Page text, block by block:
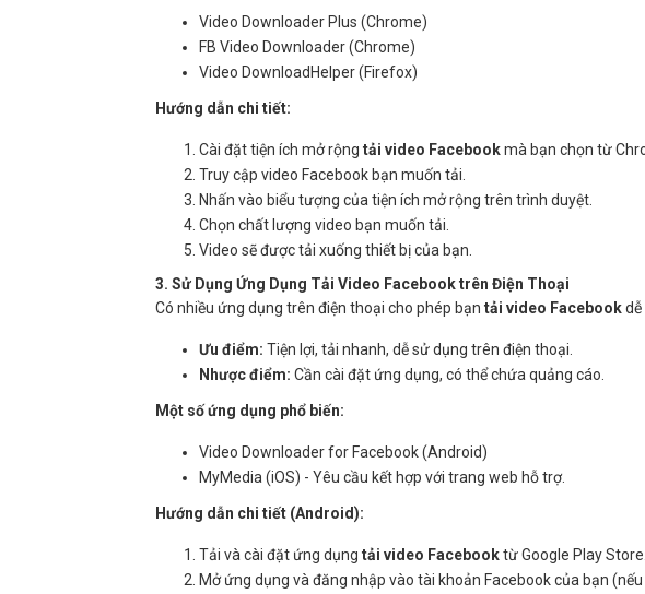
Video Downloader Plus (Chrome)
FB Video Downloader (Chrome)
Video DownloadHelper (Firefox)
Hướng dẫn chi tiết:
Cài đặt tiện ích mở rộng tải video Facebookmà bạn chọn từ
Truy cập video Facebook bạn muốn tải.
Nhấn vào biểu tượng của tiện ích mở rộng trên trình duyệt.
Chọn chất lượng video bạn muốn tải.
Video sẽ được tải xuống thiết bị của bạn.
3. Sử Dụng Ứng Dụng Tải Video Facebook trên Điện Thoại
Có nhiều ứng dụng trên điện thoại cho phép bạn tải video Facebookdễ
Ưu điểm: Tiện lợi, tải nhanh, dễ sử dụng trên điện thoại.
Nhược điểm: Cần cài đặt ứng dụng, có thể chứa quảng cáo.
Một số ứng dụng phổ biến:
Video Downloader for Facebook (Android)
MyMedia (iOS) - Yêu cầu kết hợp với trang web hỗ trợ.
Hướng dẫn chi tiết (Android):
Tải và cài đặt ứng dụng tải video Facebooktừ Google Play Store.
Mở ứng dụng và đăng nhập vào tài khoản Facebook của bạn (nếu